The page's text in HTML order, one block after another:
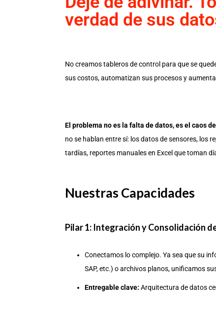
verdad de sus
No creamos tableros de control para que se
sus costos, automatizan sus procesos y
El problema no es la falta de datos, es el caos
no se hablan entre sí: los datos de sensores, los
tardías, reportes manuales en Excel que toman
Nuestras Capacidades
Pilar 1: Integración y Consolidación
Conectamos lo complejo. Ya sea que su
SAP, etc.) o archivos planos, unificamos
Entregable clave: Arquitectura de datos